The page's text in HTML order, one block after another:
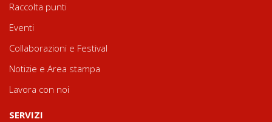
Raccolta punti
Eventi
Collaborazioni e Festival
Notizie e Area stampa
Lavora con noi
SERVIZI